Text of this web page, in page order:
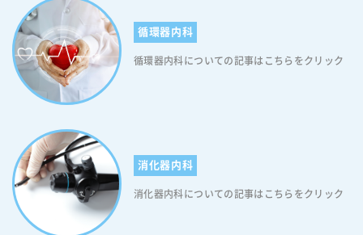
循環器内科
循環器内科についての記事はこちらをクリック
消化器内科
消化器内科についての記事はこちらをクリック